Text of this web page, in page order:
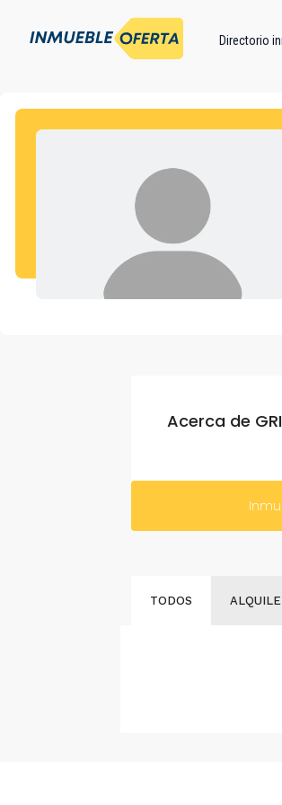
Directorio
Acerca de
TODOS